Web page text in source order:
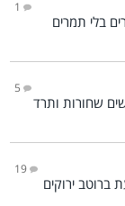
1
בלי תמרים
5
שחורות ותרד
19
ברוטב ירוקים